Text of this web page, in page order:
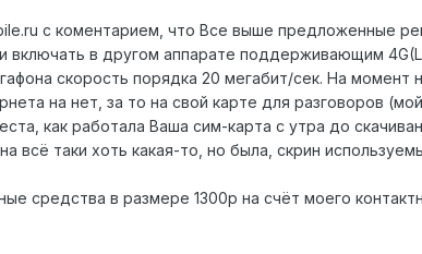
с коментарием, что Все выше предложенные
включать в другом аппарате поддерживающим
скорость порядка 20 мегабит/сек. На момент
на нет, за то на свой карте для разговоров
как работала Ваша сим-карта с утра до
всё таки хоть какая-то, но была, скрин
средства в размере 1300р на счёт моего